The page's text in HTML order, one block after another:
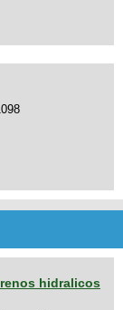
hidralicos